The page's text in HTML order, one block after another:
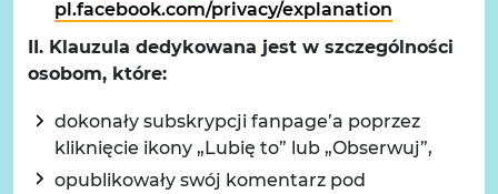
pl.facebook.com/privacy/explanation
II. Klauzula dedykowana jest w szczególności
osobom, które:
dokonały subskrypcji fanpage’a poprzez
kliknięcie ikony „Lubię to” lub „Obserwuj”,
opublikowały swój komentarz pod